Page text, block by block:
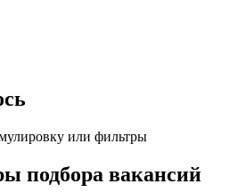
или фильтры
подбора вакансий